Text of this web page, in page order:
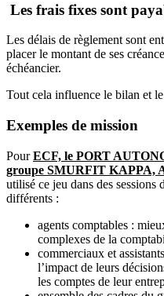
Les frais fixes sont
Les délais de règlement sont
placer le montant de ses
échéancier.
Tout cela influence le bilan et
Exemples de mission
PourECF, le PORT
groupe SMURFIT KAPPA,
utilisé ce jeu dans des
différents :
agents comptables :
complexes de la
commerciaux et
l’impact de leurs
les comptes de leur